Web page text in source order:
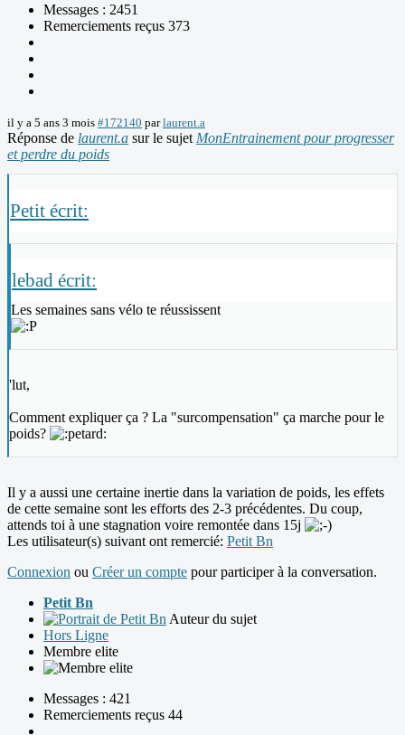
Messages : 2451
Remerciements reçus 373
il y a 5 ans 3 mois #172140 parlaurent.a
Réponse de laurent.a sur le sujet MonEntrainement pour progresser
et perdre du poids
Petit écrit:
lebad écrit:
Les semaines sans vélo te réussissent
'lut,
Comment expliquer ça ? La "surcompensation" ça marche pour le
poids?
Il y a aussi une certaine inertie dans la variation de poids, les effets
de cette semaine sont les efforts des 2-3 précédentes. Du coup,
attends toi à une stagnation voire remontée dans 15j
Les utilisateur(s) suivant ont remercié: Petit Bn
Connexion ou Créer un compte pour participer à la conversation.
Petit Bn
Auteur du sujet
Hors Ligne
Membre elite
Messages : 421
Remerciements reçus 44